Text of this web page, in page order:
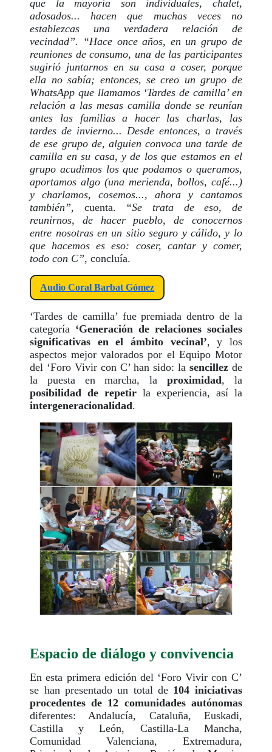
que la mayoría son individuales, chalet,
adosados... hacen que muchas veces no
establezcas una verdadera relación de
vecindad”. “Hace once años, en un grupo de
reuniones de consumo, una de las participantes
sugirió juntarnos en su casa a coser, porque
ella no sabía; entonces, se creo un grupo de
WhatsApp que llamamos ‘Tardes de camilla’ en
relación a las mesas camilla donde se reunían
antes las familias a hacer las charlas, las
tardes de invierno... Desde entonces, a través
de ese grupo de, alguien convoca una tarde de
camilla en su casa, y de los que estamos en el
grupo acudimos los que podamos o queramos,
aportamos algo (una merienda, bollos, café...)
y charlamos, cosemos..., ahora y cantamos
también”, cuenta. “Se trata de eso, de
reunirnos, de hacer pueblo, de conocernos
entre nosotras en un sitio seguro y cálido, y lo
que hacemos es eso: coser, cantar y comer,
todo con C”, concluía.
Audio Coral Barbat Gómez
‘Tardes de camilla’ fue premiada dentro de la
categoría ‘Generación de relaciones sociales
significativas en el ámbito vecinal’, y los
aspectos mejor valorados por el Equipo Motor
del ‘Foro Vivir con C’ han sido: la sencillez de
la puesta en marcha, la proximidad, la
posibilidad de repetir la experiencia, así la
intergeneracionalidad.
Espacio de diálogo y convivencia
En esta primera edición del ‘Foro Vivir con C’
se han presentado un total de 104 iniciativas
procedentes de 12 comunidades autónomas
diferentes: Andalucía, Cataluña, Euskadi,
Castilla y León, Castilla-La Mancha,
Comunidad Valenciana, Extremadura,